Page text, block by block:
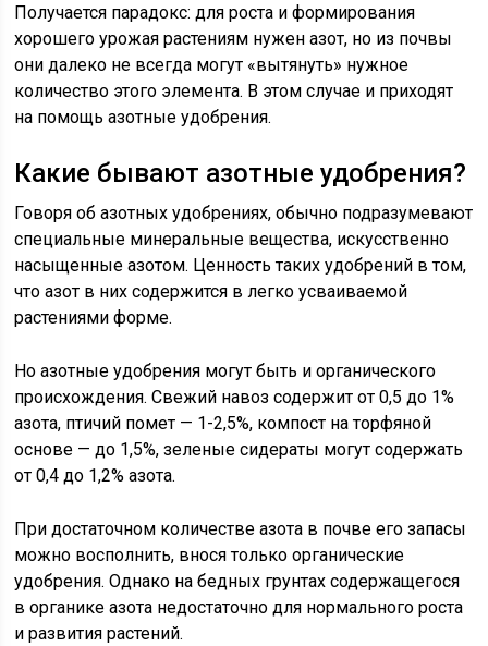
Получается парадокс: для роста и формирования
хорошего урожая растениям нужен азот, но из почвы
они далеко не всегда могут «вытянуть» нужное
количество этого элемента. В этом случае и приходят
на помощь азотные удобрения.
Какие бывают азотные удобрения?
Говоря об азотных удобрениях, обычно подразумевают
специальные минеральные вещества, искусственно
насыщенные азотом. Ценность таких удобрений в том,
что азот в них содержится в легко усваиваемой
растениями форме.
Но азотные удобрения могут быть и органического
происхождения. Свежий навоз содержит от 0,5 до 1%
азота, птичий помет — 1-2,5%, компост на торфяной
основе — до 1,5%, зеленые сидераты могут содержать
от 0,4 до 1,2% азота.
При достаточном количестве азота в почве его запасы
можно восполнить, внося только органические
удобрения. Однако на бедных грунтах содержащегося
в органике азота недостаточно для нормального роста
и развития растений.